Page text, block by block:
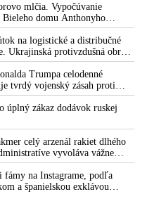
mlčia. Vypočúvanie
Bieleho domu Anthonyho
väčšina médií ignorovala
na logistické a distribučné
Ukrajinská protivzdušná obrana
na Kyjev a jeho okolie
Trumpa celodenné
tvrdý vojenský zásah proti
úplný zákaz dodávok ruskej
celý arzenál rakiet dlhého
vyvoláva vážne
v prípade vypuknutia
na Instagrame, podľa
a španielskou exklávou